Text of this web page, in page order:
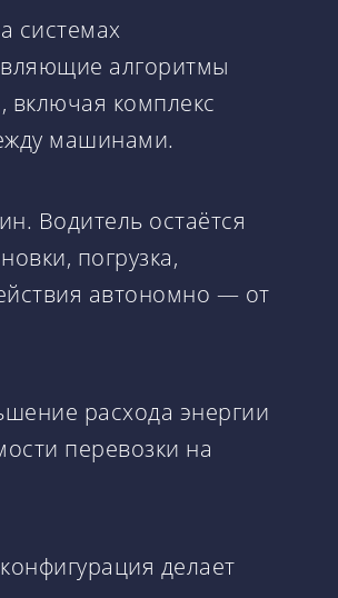
системах
алгоритмы
включая комплекс
машинами.
Водитель остаётся
погрузка,
автономно — от
расхода энергии
перевозки на
делает